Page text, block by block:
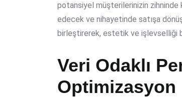
potansiyel müşterilerinizin zihninde
edecek ve nihayetinde satışa
birleştirerek, estetik ve işlevselliği
Veri Odaklı
Optimizasyon